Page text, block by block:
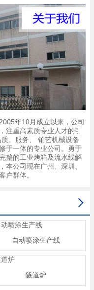
年10月成立以来，公司
注重高素质专业人才的引
、服务、 铂艺机械设备
于一体的专业公司。勇于
整的工业烤箱及流水线解
本公司现在广州、深圳、
户群体。

自动喷涂生产线
隧道炉